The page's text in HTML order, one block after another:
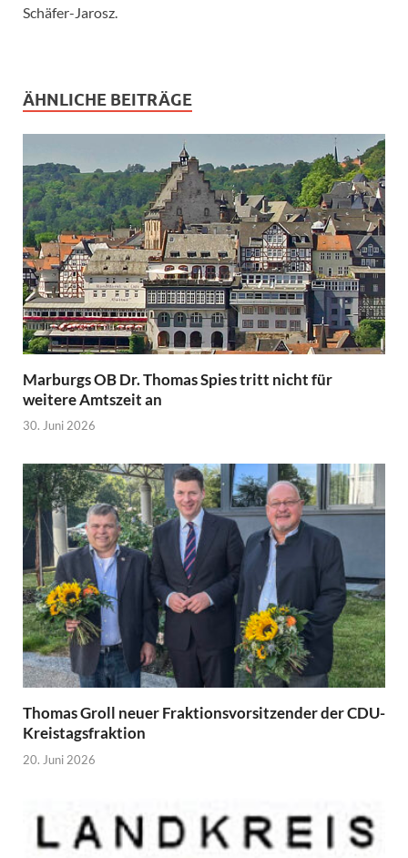
Schäfer-Jarosz.
ÄHNLICHE BEITRÄGE
Marburgs OB Dr. Thomas Spies tritt nicht für
weitere Amtszeit an
30. Juni 2026
Thomas Groll neuer Fraktionsvorsitzender der CDU-
Kreistagsfraktion
20. Juni 2026